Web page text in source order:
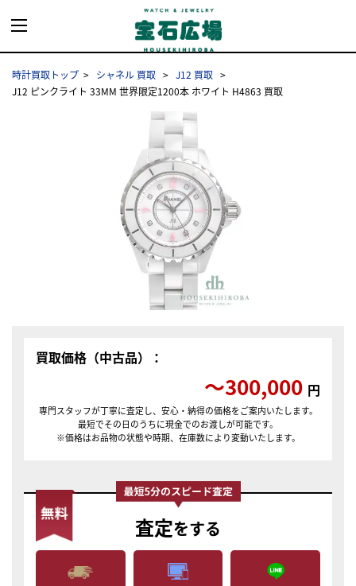
時計買取トップ シャネル 買取
J12 買取
J12 ピンクライト 33MM 世界限定1200本 ホワイト H4863 買取
買取価格（中古品）：
〜300,000 円
専門スタッフが丁寧に査定し、安心・納得の価格をご案内いたします。
最短でその日のうちに現金でのお渡しが可能です。
※価格はお品物の状態や時期、在庫数により変動いたします。
査定をする